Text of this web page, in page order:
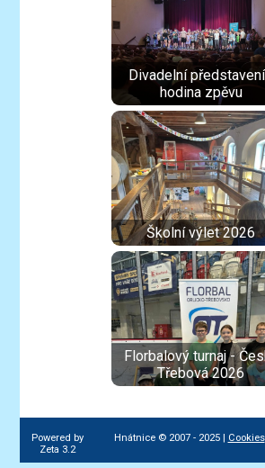
Divadelní
hodina zpěvu
Školní výlet 2026
Florbalový turnaj -
Třebová 2026
Powered by
Zeta 3.2
Hnátnice © 2007 - 2025 | Cookies